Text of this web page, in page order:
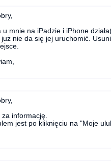
u mnie na iPadzie i iPhone
nie da się jej uruchomić.
za informację.
jest po kliknięciu na "Moje